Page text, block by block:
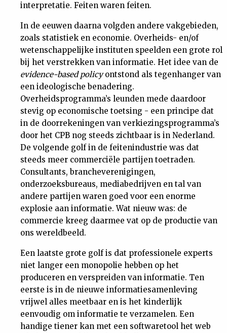
interpretatie. Feiten waren feiten.
In de eeuwen daarna volgden andere vakgebieden,
zoals statistiek en economie. Overheids- en/of
wetenschappelijke instituten speelden een grote rol
bij het verstrekken van informatie. Het idee van de
evidence-based policyontstond als tegenhanger van
een ideologische benadering.
Overheidsprogramma’s leunden mede daardoor
stevig op economische toetsing - een principe dat
in de doorrekeningen van verkiezingsprogramma’s
door het CPB nog steeds zichtbaar is in Nederland.
De volgende golf in de feitenindustrie was dat
steeds meer commerciële partijen toetraden.
Consultants, brancheverenigingen,
onderzoeksbureaus, mediabedrijven en tal van
andere partijen waren goed voor een enorme
explosie aan informatie. Wat nieuw was: de
commercie kreeg daarmee vat op de productie van
ons wereldbeeld.
Een laatste grote golf is dat professionele experts
niet langer een monopolie hebben op het
produceren en verspreiden van informatie. Ten
eerste is in de nieuwe informatiesamenleving
vrijwel alles meetbaar en is het kinderlijk
eenvoudig om informatie te verzamelen. Een
handige tiener kan met een softwaretool het web